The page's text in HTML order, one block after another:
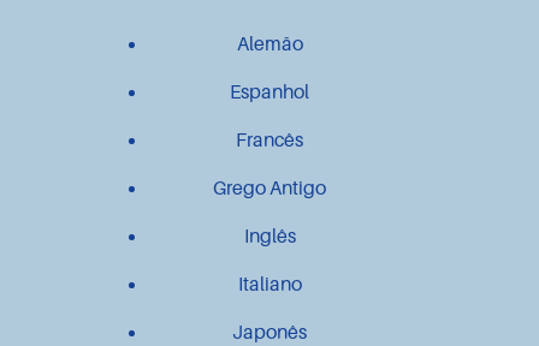
Alemão
Espanhol
Francês
Grego Antigo
Inglês
Italiano
Japonês